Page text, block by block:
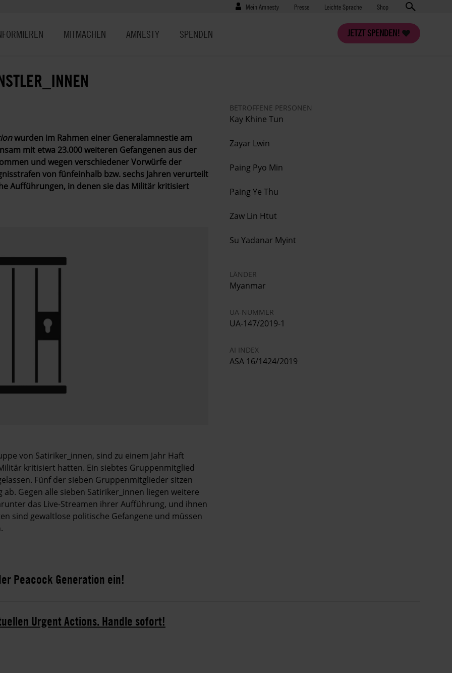
Benutzermenü
Mein Amnesty Presse
Presse Leichte Sprache Shop
JETZT SPENDEN!
MITMACHEN AMNESTY SPENDEN
wurden im Rahmen einer Generalamnestie am
mit etwa 23.000 weiteren Gefangenen aus der
und wegen verschiedener Vorwürfe der
von fünfeinhalb bzw. sechs Jahren verurteilt
Aufführungen, in denen sie das Militär kritisiert
von Satiriker_innen, sind zu einem Jahr Haft
kritisiert hatten. Ein siebtes Gruppenmitglied
Fünf der sieben Gruppenmitglieder sitzen
Gegen alle sieben Satiriker_innen liegen weitere
das Live-Streamen ihrer Aufführung, und ihnen
sind gewaltlose politische Gefangene und müssen
BETROFFENE PERSONEN
Kay Khine Tun
Zayar Lwin
Paing Pyo Min
Paing Ye Thu
Zaw Lin Htut
Su Yadanar Myint
LÄNDER
Myanmar
UA-NUMMER
UA-147/2019-1
AI INDEX
ASA 16/1424/2019
Peacock Generation ein!
Urgent Actions. Handle sofort!